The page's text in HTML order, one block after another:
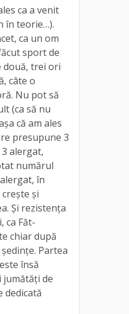
ca a venit
în teorie…).
ca un om
sport de
două, trei ori
câte o
Nu pot să
(ca să nu
că am ales
presupune 3
alergat,
numărul
în
și
Și rezistența
ca Făt-
chiar după
Partea
însă
jumătăți de
dedicată